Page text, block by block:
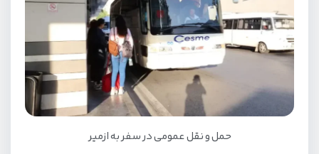
حمل و نقل عمومی در سفر به ازمیر